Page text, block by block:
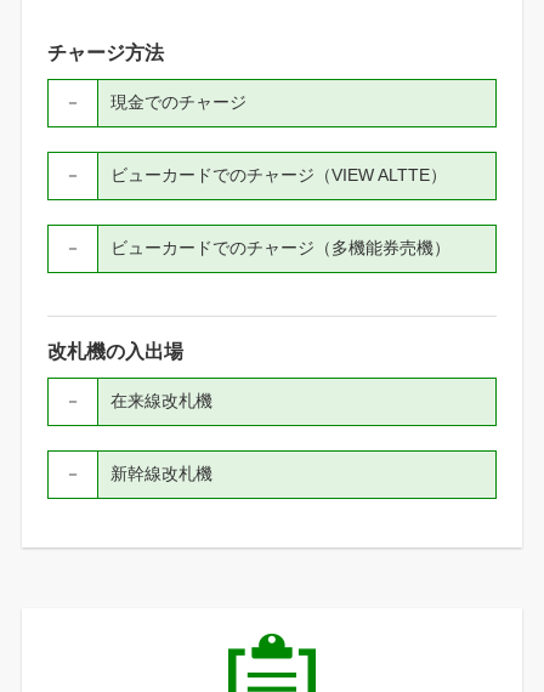
チャージ方法
現金でのチャージ
－
ビューカードでのチャージ（VIEW ALTTE）
－
ビューカードでのチャージ（多機能券売機）
－
改札機の入出場
在来線改札機
－
新幹線改札機
－